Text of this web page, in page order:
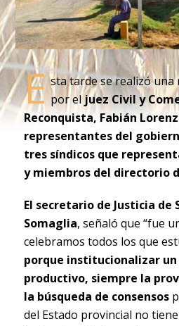
E sta tarde se realizó una
por eljuez Civil y
Reconquista, Fabián
representantes del
tres síndicos que
y miembros del directorio
El secretario de Justicia de
Somaglia, señaló que “fue
celebramos todos los que
porque institucionalizar
productivo, siempre la
la búsqueda de consensos
del Estado provincial no